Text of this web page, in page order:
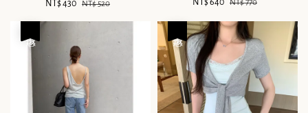
Sale
NT$ 430 Regular
NT$ 520
Sale
NT$ 640 Regular
NT$ 770